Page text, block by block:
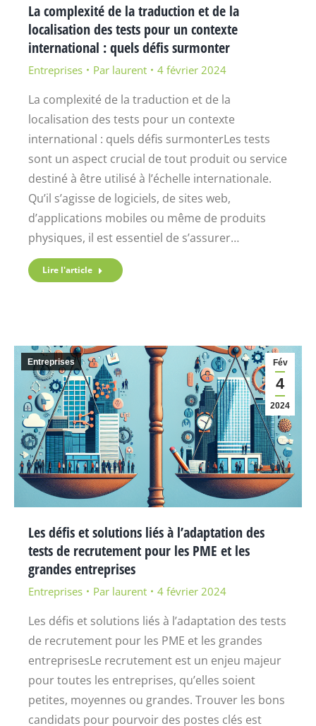
La complexité de la traduction et de la
localisation des tests pour un contexte
international : quels défis surmonter
Entreprises Par laurent 4 février 2024
La complexité de la traduction et de la
localisation des tests pour un contexte
international : quels défis surmonterLes tests
sont un aspect crucial de tout produit ou service
destiné à être utilisé à l’échelle internationale.
Qu’il s’agisse de logiciels, de sites web,
d’applications mobiles ou même de produits
physiques, il est essentiel de s’assurer…
Lire l'article
Fév
4
2024
Entreprises
Les défis et solutions liés à l’adaptation des
tests de recrutement pour les PME et les
grandes entreprises
Entreprises Par laurent 4 février 2024
Les défis et solutions liés à l’adaptation des tests
de recrutement pour les PME et les grandes
entreprisesLe recrutement est un enjeu majeur
pour toutes les entreprises, qu’elles soient
petites, moyennes ou grandes. Trouver les bons
candidats pour pourvoir des postes clés est